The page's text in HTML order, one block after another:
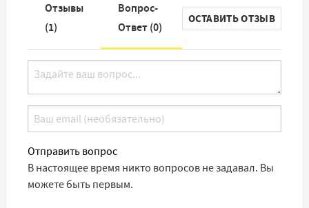
Отзывы
(1)
Вопрос-
Ответ (0)
ОСТАВИТЬ ОТЗЫВ
Отправить вопрос
В настоящее время никто вопросов не задавал. Вы
можете быть первым.